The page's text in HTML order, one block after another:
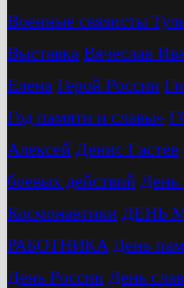
Военные связисты
Выставка Вячеслав
Елена Герой России
Год памяти и славы»
Алексей Денис Гастев
боевых действий День
Космонавтики ДЕНЬ
РАБОТНИКА День
День России День